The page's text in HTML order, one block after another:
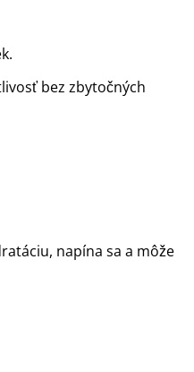
bez zbytočných
napína sa a môže